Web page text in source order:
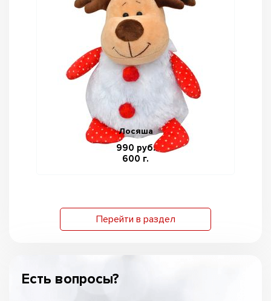
Лосяша
990 руб.
600 г.
Перейти в раздел
Есть вопросы?